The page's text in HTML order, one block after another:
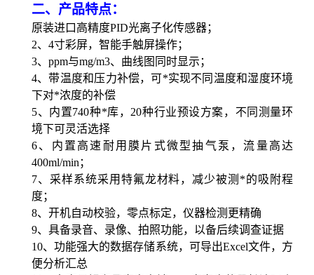
二、产品特点：
原装进口高精度PID光离子化传感器；
2、4寸彩屏，智能手触屏操作；
3、ppm与mg/m3、曲线图同时显示；
4、带温度和压力补偿，可*实现不同温度和湿度环境
下对*浓度的补偿
5、 内置740种*库，20种行业预设方案，不同测量环
境下可灵活选择
6、 内置 高速耐用 膜片式微型抽气泵 ，流量高达
400ml/min；
7、采样系统采用 特氟龙材料，减少被测*的吸附程
度；
8、 开机自动校验，零点标定， 仪器检测更精确
9、具备录音、录像、拍照功能，以备后续调查证据
10、功能强大的数据存储系统，可导出Excel文件，方
便分析汇总